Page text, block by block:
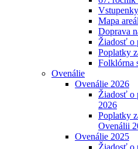
Vstupenky
Mapa
Doprava
Žiadosť o
Poplatky
Folklórna
Ovenálie
Ovenálie 2026
Žiadosť o
2026
Poplatky
Ovenálii
Ovenálie 2025
Žiadosť o